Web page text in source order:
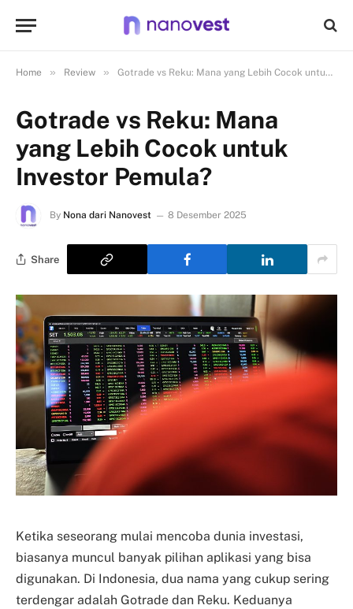
Home » Review » Gotrade vs Reku: Mana yang Lebih Cocok untuk Investor Pemula?
Gotrade vs Reku: Mana
yang Lebih Cocok untuk
Investor Pemula?
By Nona dari Nanovest 8 Desember 2025
Share
Ketika seseorang mulai mencoba dunia investasi,
biasanya muncul banyak pilihan aplikasi yang bisa
digunakan. Di Indonesia, dua nama yang cukup sering
terdengar adalah Gotrade dan Reku. Keduanya